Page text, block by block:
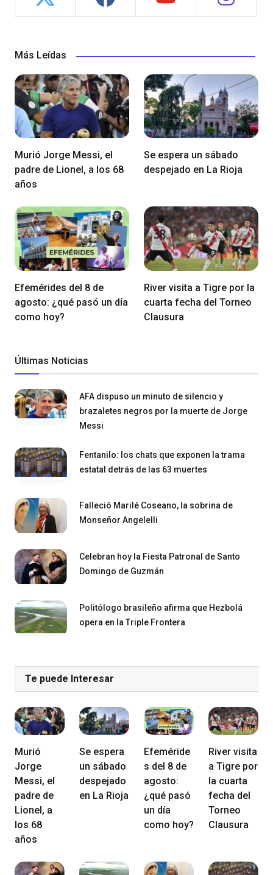
Más Leídas
Murió Jorge Messi, el
padre de Lionel, a los 68
años
Se espera un sábado
despejado en La Rioja
Efemérides del 8 de
agosto: ¿qué pasó un día
como hoy?
River visita a Tigre por la
cuarta fecha del Torneo
Clausura
Últimas Noticias
AFA dispuso un minuto de silencio y
brazaletes negros por la muerte de Jorge
Messi
Fentanilo: los chats que exponen la trama
estatal detrás de las 63 muertes
Falleció Marilé Coseano, la sobrina de
Monseñor Angelelli
Celebran hoy la Fiesta Patronal de Santo
Domingo de Guzmán
Politólogo brasileño afirma que Hezbolá
opera en la Triple Frontera
Te puede Interesar
Murió
Jorge
Messi, el
padre de
Lionel, a
los 68
años
Se espera
un sábado
despejado
en La Rioja
Efeméride
s del 8 de
agosto:
¿qué pasó
un día
como hoy?
River visita
a Tigre por
la cuarta
fecha del
Torneo
Clausura